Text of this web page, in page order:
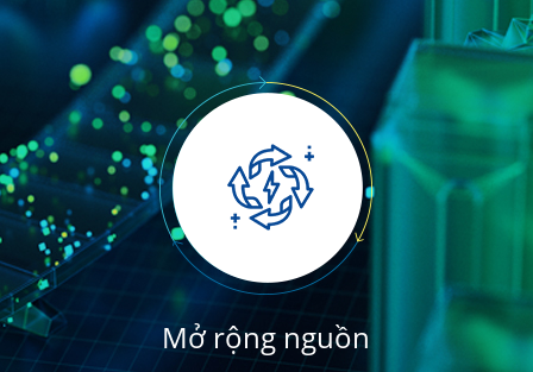
Mở rộng nguồn
Tiết kiệm năng lượng